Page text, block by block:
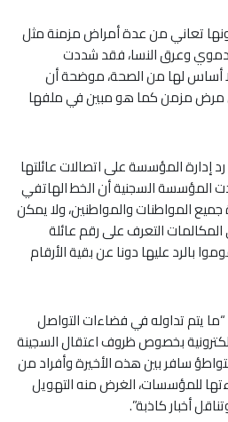
تعاني من عدة أمراض مزمنة مثل
وعرق النسا، فقد شددت
أساس لها من الصحة، موضحة أن
مرض مزمن كما هو مبين في ملفها
إدارة المؤسسة على اتصالات عائلتها
المؤسسة السجنية أن الخط الهاتفي
المواطنات والمواطنين، ولا يمكن
التعرف على رقم عائلة
بالرد عليها دونا عن بقية الأرقام
يتم تداوله في فضاءات التواصل
بخصوص ظروف اعتقال السجينة
لتواطؤ سافر بين هذه الأخيرة وأفراد من
للمؤسسات، الغرض منه التهويل
أخبار كاذبة”.